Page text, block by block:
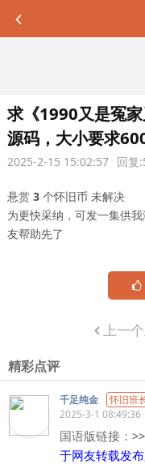
求《1990又是冤
源码，大小要求
2025-2-15 15:02:57 回复
悬赏 3 个怀旧币 未解决
为更快采纳，可发一集供
友帮助先了
上一
精彩点评
千足纯金
怀旧班
2025-3-1 08:49:36
国语版链接：
于网友转载发